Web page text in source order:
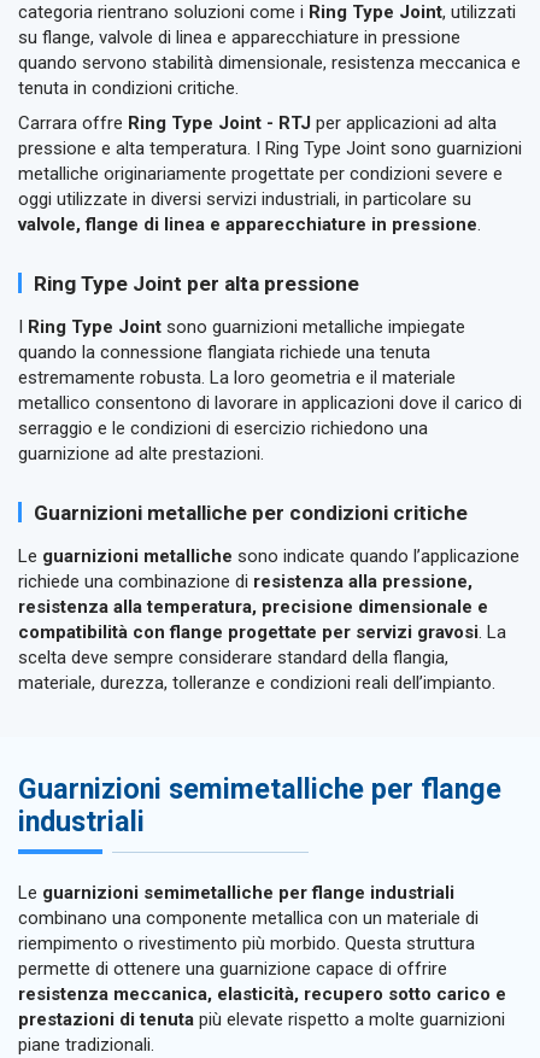
categoria rientrano soluzioni come i Ring Type Joint, utilizzati
su flange, valvole di linea e apparecchiature in pressione
quando servono stabilità dimensionale, resistenza meccanica e
tenuta in condizioni critiche.
Carrara offre Ring Type Joint - RTJ per applicazioni ad alta
pressione e alta temperatura. I Ring Type Joint sono guarnizioni
metalliche originariamente progettate per condizioni severe e
oggi utilizzate in diversi servizi industriali, in particolare su
valvole, flange di linea e apparecchiature in pressione.
Ring Type Joint per alta pressione
I Ring Type Joint sono guarnizioni metalliche impiegate
quando la connessione flangiata richiede una tenuta
estremamente robusta. La loro geometria e il materiale
metallico consentono di lavorare in applicazioni dove il carico di
serraggio e le condizioni di esercizio richiedono una
guarnizione ad alte prestazioni.
Guarnizioni metalliche per condizioni critiche
Le guarnizioni metalliche sono indicate quando l’applicazione
richiede una combinazione di resistenza alla pressione,
resistenza alla temperatura, precisione dimensionale e
compatibilità con flange progettate per servizi gravosi. La
scelta deve sempre considerare standard della flangia,
materiale, durezza, tolleranze e condizioni reali dell’impianto.
Guarnizioni semimetalliche per flange
industriali
Le guarnizioni semimetalliche per flange industriali
combinano una componente metallica con un materiale di
riempimento o rivestimento più morbido. Questa struttura
permette di ottenere una guarnizione capace di offrire
resistenza meccanica, elasticità, recupero sotto carico e
prestazioni di tenuta più elevate rispetto a molte guarnizioni
piane tradizionali.